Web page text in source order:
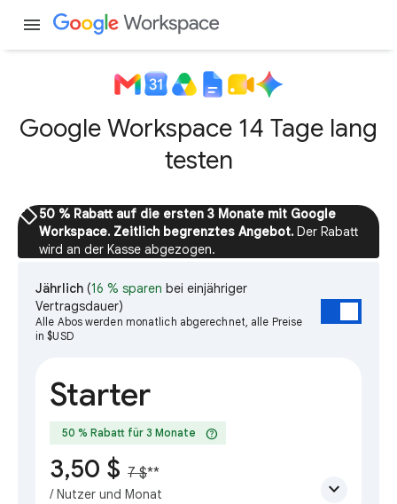
menu
Google Workspace 14 Tage lang
testen
sell50 % Rabatt auf die ersten 3 Monate mit Google
Workspace. Zeitlich begrenztes Angebot. Der Rabatt
wird an der Kasse abgezogen.
Jährlich (16 % sparen bei einjähriger
Vertragsdauer)
Alle Abos werden monatlich abgerechnet, alle Preise
in $USD
Starter
50 % Rabatt für 3 Monate help
3,50 $ 7 $**
/ Nutzer und Monat expand_more